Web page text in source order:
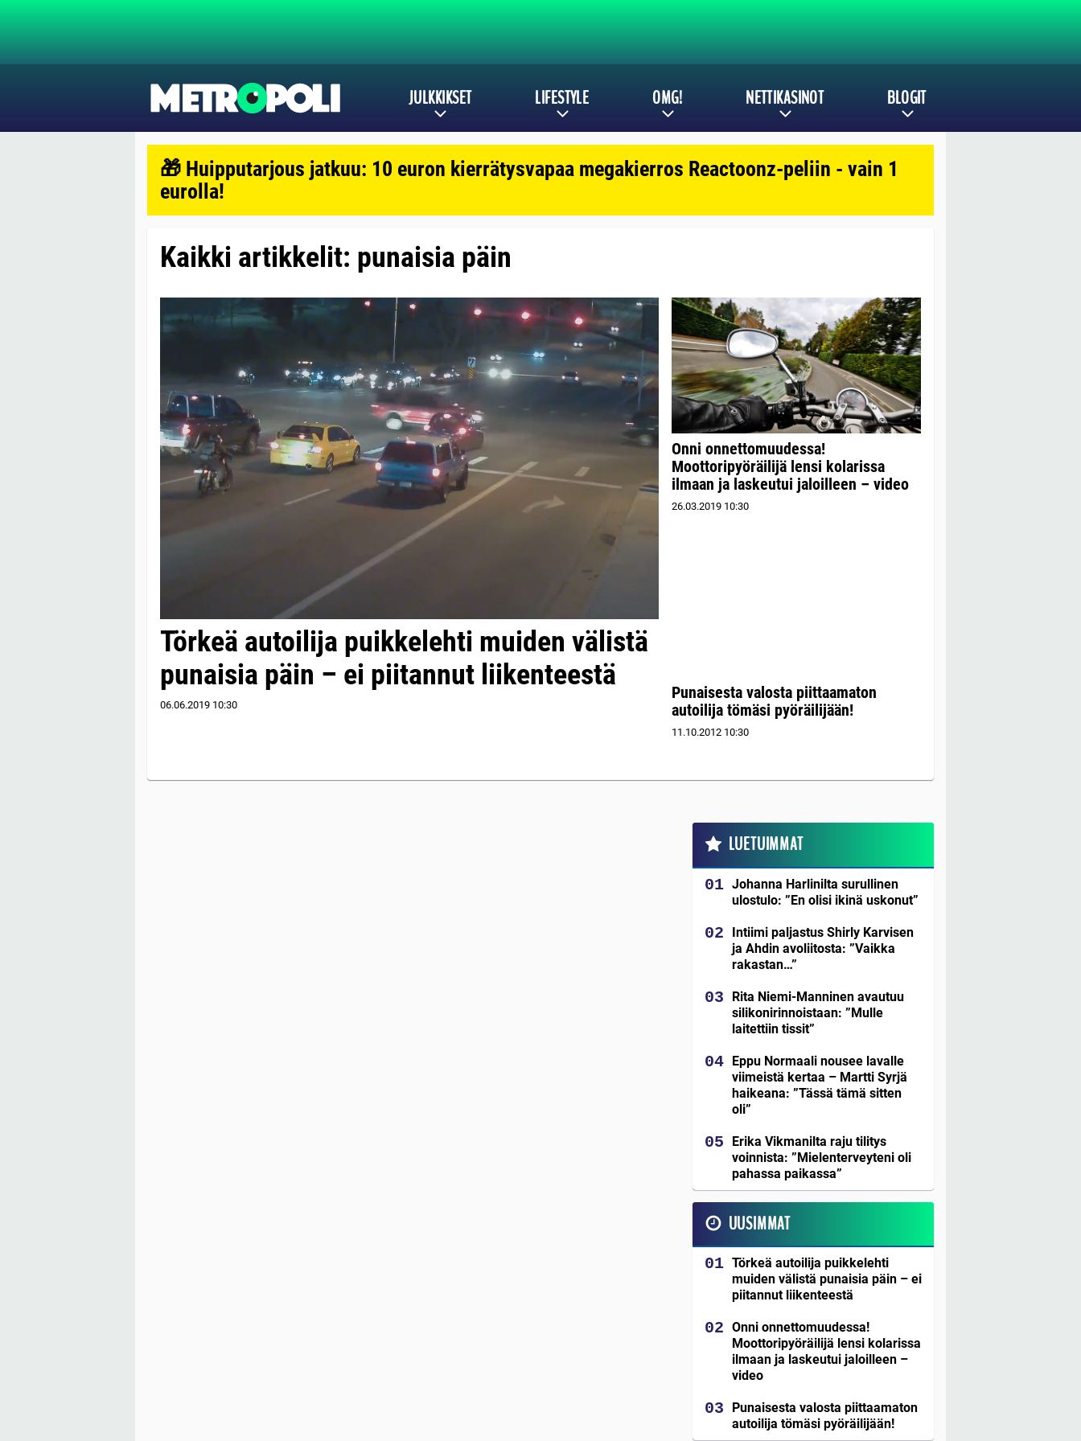
JULKKIKSET LIFESTYLE OMG! NETTIKASINOT BLOGIT
🎁 Huipputarjous jatkuu: 10 euron kierrätysvapaa megakierros Reactoonz-peliin - vain 1
eurolla!
Kaikki artikkelit: punaisia päin
Törkeä autoilija puikkelehti muiden välistä
punaisia päin – ei piitannut liikenteestä
06.06.2019 10:30
Onni onnettomuudessa!
Moottoripyöräilijä lensi kolarissa
ilmaan ja laskeutui jaloilleen – video
26.03.2019 10:30
Punaisesta valosta piittaamaton
autoilija tömäsi pyöräilijään!
11.10.2012 10:30
LUETUIMMAT
Johanna Harlinilta surullinen
ulostulo: ”En olisi ikinä uskonut”
Intiimi paljastus Shirly Karvisen
ja Ahdin avoliitosta: ”Vaikka
rakastan…”
Rita Niemi-Manninen avautuu
silikonirinnoistaan: ”Mulle
laitettiin tissit”
Eppu Normaali nousee lavalle
viimeistä kertaa – Martti Syrjä
haikeana: ”Tässä tämä sitten
oli”
Erika Vikmanilta raju tilitys
voinnista: ”Mielenterveyteni oli
pahassa paikassa”
UUSIMMAT
Törkeä autoilija puikkelehti
muiden välistä punaisia päin – ei
piitannut liikenteestä
Onni onnettomuudessa!
Moottoripyöräilijä lensi kolarissa
ilmaan ja laskeutui jaloilleen –
video
Punaisesta valosta piittaamaton
autoilija tömäsi pyöräilijään!